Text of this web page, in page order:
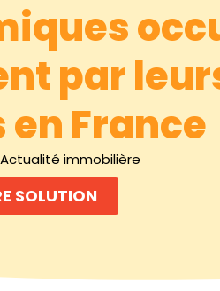
par
France
Actualité immobilière
SOLUTION